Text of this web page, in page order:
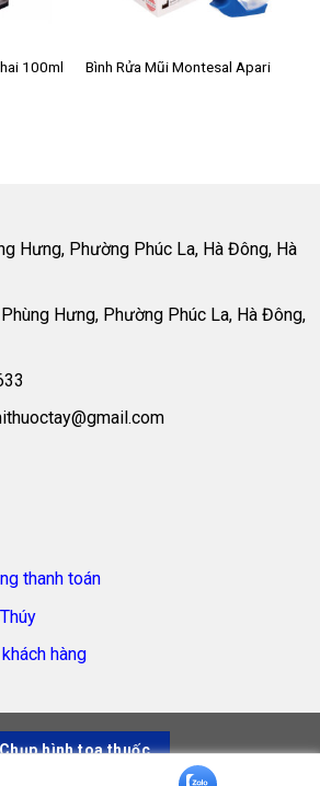
100ml
Bình Rửa Mũi Montesal Apari
Hưng, Phường Phúc La, Hà Đông, Hà
Hưng, Phường Phúc La, Hà Đông,
thanh toán
hàng
Chụp hình toa thuốc